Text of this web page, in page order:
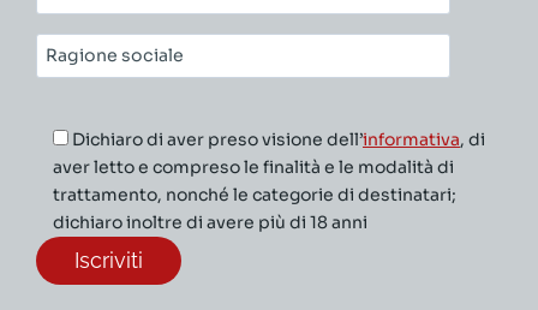
mail*
Ragione
sociale*
Dichiaro di aver preso visione dell’informativa, di
aver letto e compreso le finalità e le modalità di
trattamento, nonché le categorie di destinatari;
dichiaro inoltre di avere più di 18 anni